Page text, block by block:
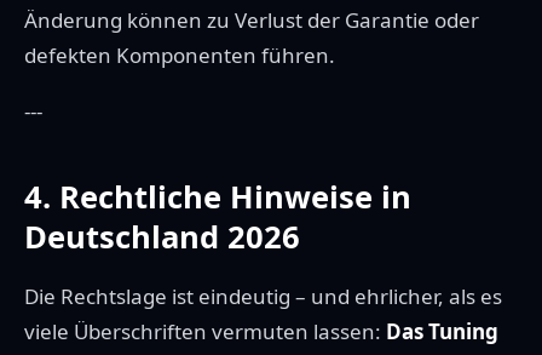
Änderung können zu Verlust der Garantie oder
defekten Komponenten führen.
---
4. Rechtliche Hinweise in
Deutschland 2026
Die Rechtslage ist eindeutig – und ehrlicher, als es
viele Überschriften vermuten lassen: Das Tuning